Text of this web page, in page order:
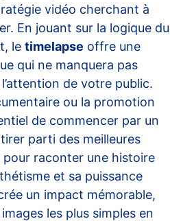
vidéo cherchant à
En jouant sur la logique du
le timelapse offre une
qui ne manquera pas
de votre public.
ou la promotion
de commencer par un
parti des meilleures
raconter une histoire
et sa puissance
un impact mémorable,
les plus simples en